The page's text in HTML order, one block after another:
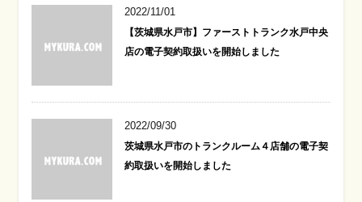
2022/11/01
【茨城県水戸市】ファーストトランク水戸中央
店の電子契約取扱いを開始しました
2022/09/30
茨城県水戸市のトランクルーム４店舗の電子契
約取扱いを開始しました